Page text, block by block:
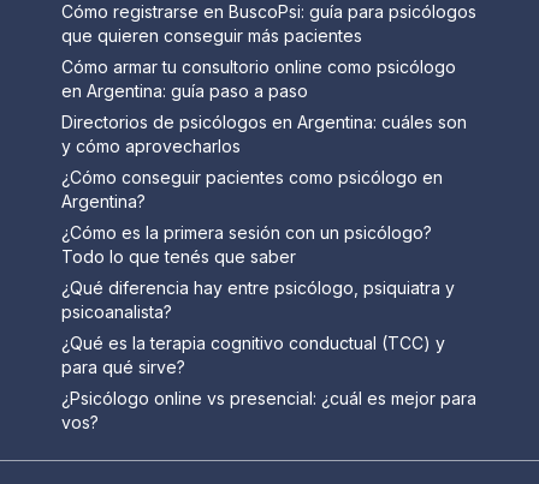
Cómo registrarse en BuscoPsi: guía para psicólogos
que quieren conseguir más pacientes
Cómo armar tu consultorio online como psicólogo
en Argentina: guía paso a paso
Directorios de psicólogos en Argentina: cuáles son
y cómo aprovecharlos
¿Cómo conseguir pacientes como psicólogo en
Argentina?
¿Cómo es la primera sesión con un psicólogo?
Todo lo que tenés que saber
¿Qué diferencia hay entre psicólogo, psiquiatra y
psicoanalista?
¿Qué es la terapia cognitivo conductual (TCC) y
para qué sirve?
¿Psicólogo online vs presencial: ¿cuál es mejor para
vos?